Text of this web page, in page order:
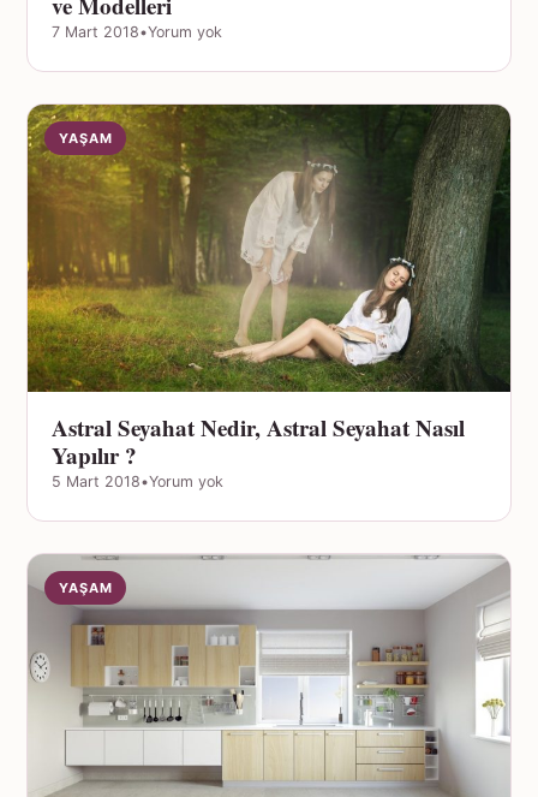
7 Mart 2018•Yorum yok
YAŞAM
Astral Seyahat Nedir, Astral Seyahat Nasıl
Yapılır ?
5 Mart 2018•Yorum yok
YAŞAM